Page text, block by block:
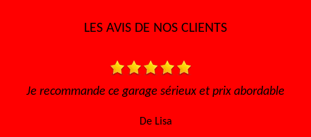
LES AVIS DE NOS CLIENTS
Je recommande ce garage sérieux et prix abordable
De Lisa